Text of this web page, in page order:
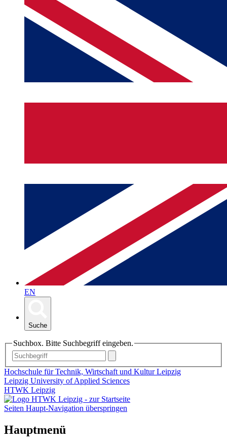
EN
Suche
Suchbox. Bitte Suchbegriff eingeben.
Hochschule für Technik, Wirtschaft und Kultur Leipzig
Leipzig University of Applied Sciences
HTWK Leipzig
Seiten Haupt-Navigation überspringen
Hauptmenü